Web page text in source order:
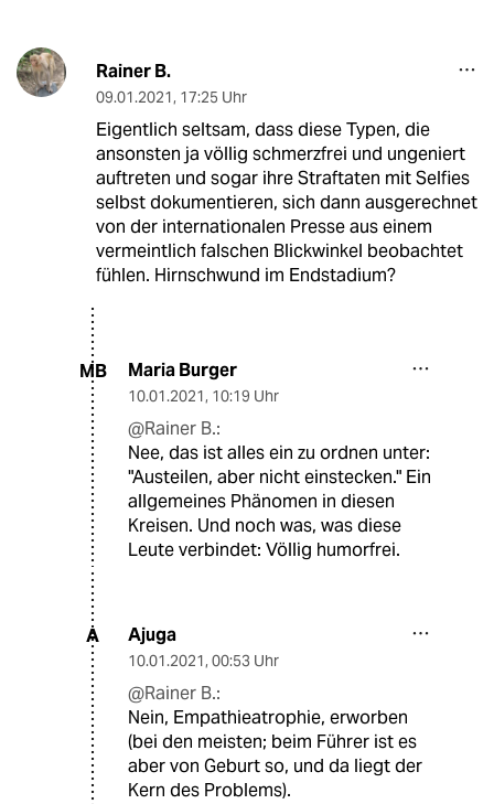
Rainer B.
09.01.2021, 17:25 Uhr
Eigentlich seltsam, dass diese Typen, die
ansonsten ja völlig schmerzfrei und ungeniert
auftreten und sogar ihre Straftaten mit Selfies
selbst dokumentieren, sich dann ausgerechnet
von der internationalen Presse aus einem
vermeintlich falschen Blickwinkel beobachtet
fühlen. Hirnschwund im Endstadium?
MB Maria Burger
10.01.2021, 10:19 Uhr
@Rainer B.:
Nee, das ist alles ein zu ordnen unter:
"Austeilen, aber nicht einstecken." Ein
allgemeines Phänomen in diesen
Kreisen. Und noch was, was diese
Leute verbindet: Völlig humorfrei.
A Ajuga
10.01.2021, 00:53 Uhr
@Rainer B.:
Nein, Empathieatrophie, erworben
(bei den meisten; beim Führer ist es
aber von Geburt so, und da liegt der
Kern des Problems).